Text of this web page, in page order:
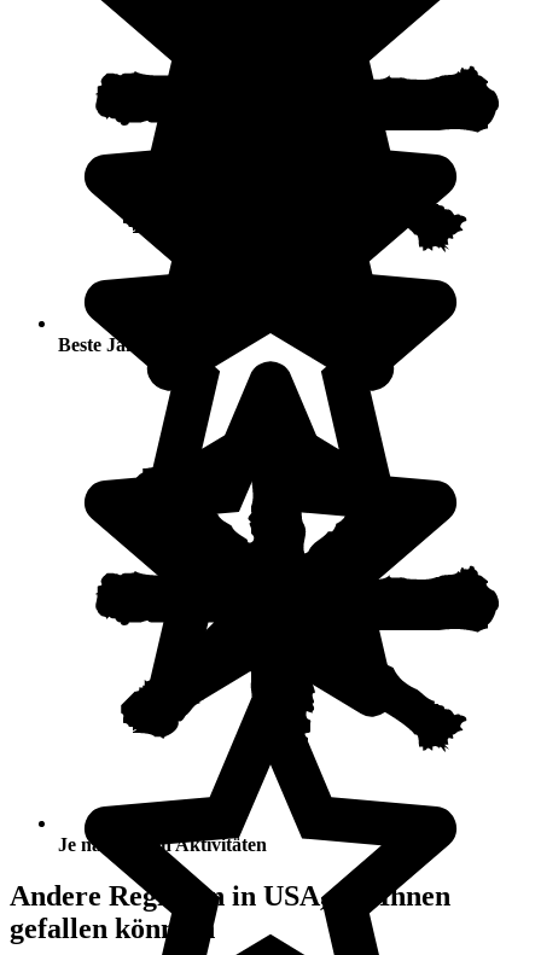
Beste Jahreszeiten
Je nach Ihren Aktivitäten
Andere Regionen in USA, die Ihnen
gefallen könnten